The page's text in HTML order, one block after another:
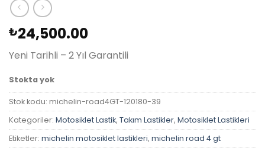
₺24,500.00
Yeni Tarihli – 2 Yıl Garantili
Stokta yok
Stok kodu: michelin-road4GT-120180-39
Kategoriler: Motosiklet Lastik, Takım Lastikler, Motosiklet Lastikleri
Etiketler: michelin motosiklet lastikleri, michelin road 4 gt